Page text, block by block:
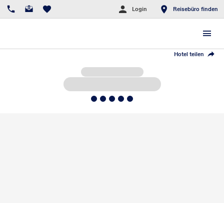
Login Reisebüro finden
Hotel teilen
5